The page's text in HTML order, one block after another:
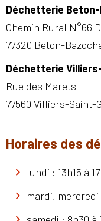
Déchetterie
Chemin Rural N°66
77320 Beton-
Déchetterie
Rue des Marets
77560 Villiers-Saint-
Horaires des
lundi : 13h15 à
mardi, mercredi